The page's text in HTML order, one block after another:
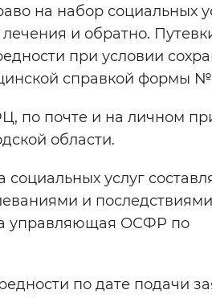
на набор социальных
и обратно.
при условии
справкой формы №
по почте и на личном
области.
услуг
и
управляющая ОСФР по
по дате подачи